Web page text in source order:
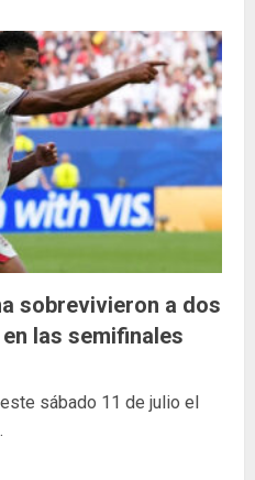
sobrevivieron a dos
las semifinales
sábado 11 de julio el